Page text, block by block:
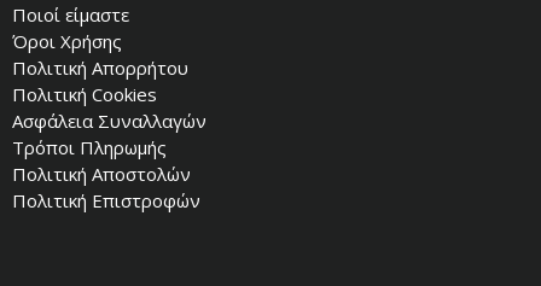
Ποιοί είμαστε
Όροι Χρήσης
Πολιτική Απορρήτου
Πολιτική Cookies
Ασφάλεια Συναλλαγών
Τρόποι Πληρωμής
Πολιτική Αποστολών
Πολιτική Επιστροφών